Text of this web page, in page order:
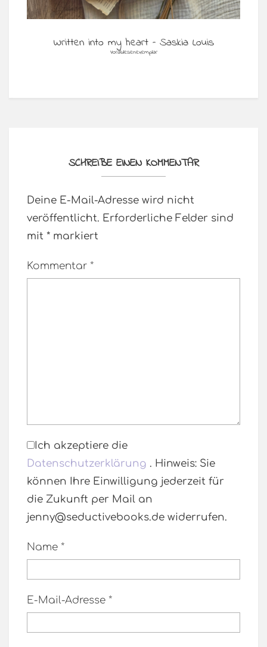
Written into my heart – Saskia Louis
Vorablesenexemplar
SCHREIBE EINEN KOMMENTAR
Deine E-Mail-Adresse wird nicht
veröffentlicht. Erforderliche Felder sind
mit * markiert
Kommentar *
Ich akzeptiere die
Datenschutzerklärung . Hinweis: Sie
können Ihre Einwilligung jederzeit für
die Zukunft per Mail an
jenny@seductivebooks.de widerrufen.
Name *
E-Mail-Adresse *